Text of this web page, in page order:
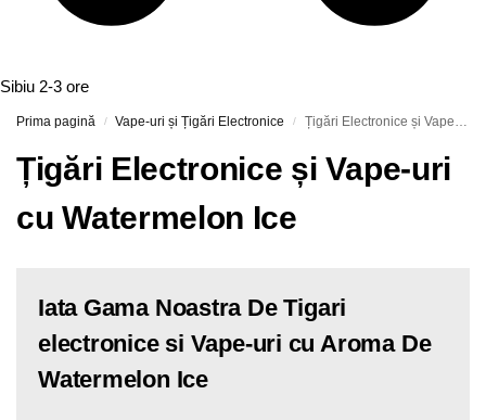
Sibiu 2-3 ore
Prima pagină / Vape-uri și Țigări Electronice / Țigări Electronice și Vape-uri cu Watermelon Ice
Țigări Electronice și Vape-uri
cu Watermelon Ice
Iata Gama Noastra De Tigari
electronice si Vape-uri cu Aroma De
Watermelon Ice